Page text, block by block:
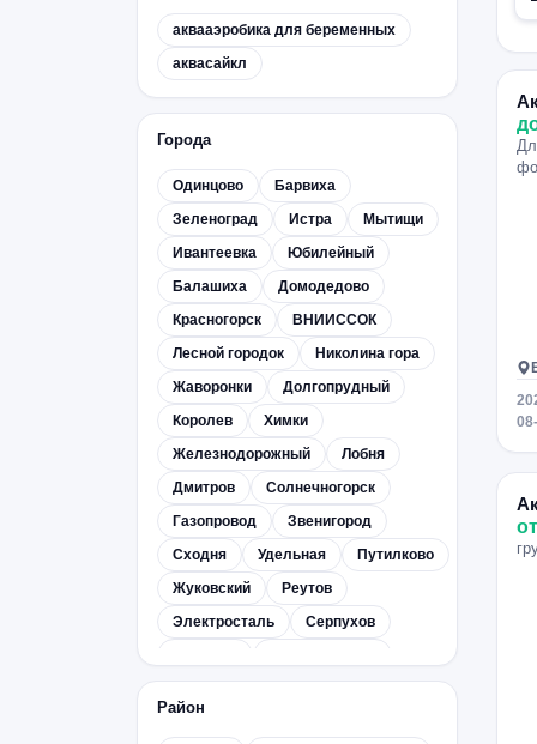
аквааэробика для беременных
аквасайкл
Города
Одинцово
Барвиха
Зеленоград
Истра
Мытищи
Ивантеевка
Юбилейный
Балашиха
Домодедово
Красногорск
ВНИИССОК
Лесной городок
Николина гора
Жаворонки
Долгопрудный
Королев
Химки
Железнодорожный
Лобня
Дмитров
Солнечногорск
Газопровод
Звенигород
Сходня
Удельная
Путилково
Жуковский
Реутов
Электросталь
Серпухов
Район